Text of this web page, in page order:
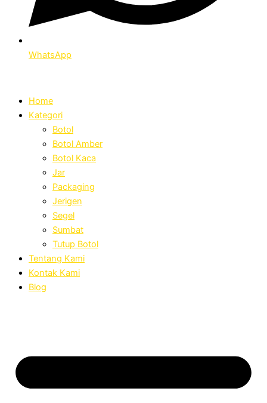
WhatsApp
Home
Kategori
Botol
Botol Amber
Botol Kaca
Jar
Packaging
Jerigen
Segel
Sumbat
Tutup Botol
Tentang Kami
Kontak Kami
Blog